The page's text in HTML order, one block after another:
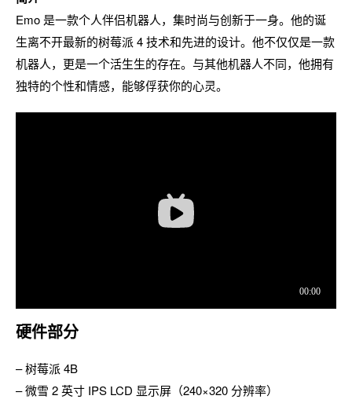
Emo 是一款个人伴侣机器人，集时尚与创新于一身。他的诞
生离不开最新的树莓派 4 技术和先进的设计。他不仅仅是一款
机器人，更是一个活生生的存在。与其他机器人不同，他拥有
独特的个性和情感，能够俘获你的心灵。
硬件部分
– 树莓派 4B
– 微雪 2 英寸 IPS LCD 显示屏（240×320 分辨率）